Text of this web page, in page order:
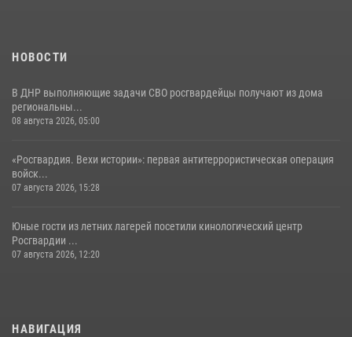
НОВОСТИ
В ДНР выполняющие задачи СВО росгвардейцы получают из дома
региональны...
08 августа 2026, 05:00
«Росгвардия. Вехи истории»: первая антитеррористическая операция
войск...
07 августа 2026, 15:28
Юные гости из летних лагерей посетили кинологический центр
Росгвардии ...
07 августа 2026, 12:20
НАВИГАЦИЯ